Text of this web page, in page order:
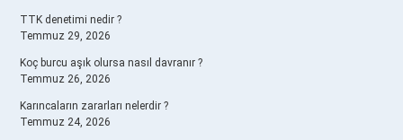
TTK denetimi nedir ?
Temmuz 29, 2026
Koç burcu aşık olursa nasıl davranır ?
Temmuz 26, 2026
Karıncaların zararları nelerdir ?
Temmuz 24, 2026